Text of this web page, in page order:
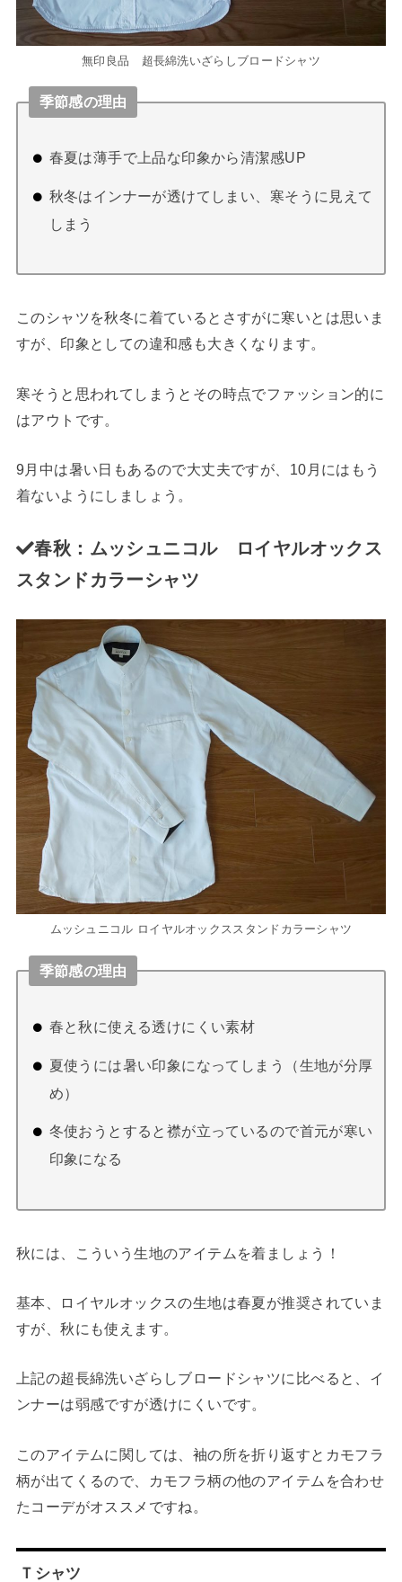
無印良品 超長綿洗いざらしブロードシャツ
季節感の理由
春夏は薄手で上品な印象から清潔感UP
秋冬はインナーが透けてしまい、寒そうに見えて
しまう
このシャツを秋冬に着ているとさすがに寒いとは思いま
すが、印象としての違和感も大きくなります。
寒そうと思われてしまうとその時点でファッション的に
はアウトです。
9月中は暑い日もあるので大丈夫ですが、10月にはもう
着ないようにしましょう。
春秋 ：ムッシュニコル ロイヤルオックス
スタンドカラーシャツ
ムッシュニコル ロイヤルオックススタンドカラーシャツ
季節感の理由
春と秋に使える透けにくい素材
夏使うには暑い印象になってしまう（生地が分厚
め）
冬使おうとすると襟が立っているので首元が寒い
印象になる
秋には、こういう生地のアイテムを着ましょう！
基本、ロイヤルオックスの生地は春夏が推奨されていま
すが、秋にも使えます。
上記の超長綿洗いざらしブロードシャツに比べると、イ
ンナーは弱感ですが透けにくいです。
このアイテムに関しては、袖の所を折り返すとカモフラ
柄が出てくるので、カモフラ柄の他のアイテムを合わせ
たコーデがオススメですね。
Ｔシャツ